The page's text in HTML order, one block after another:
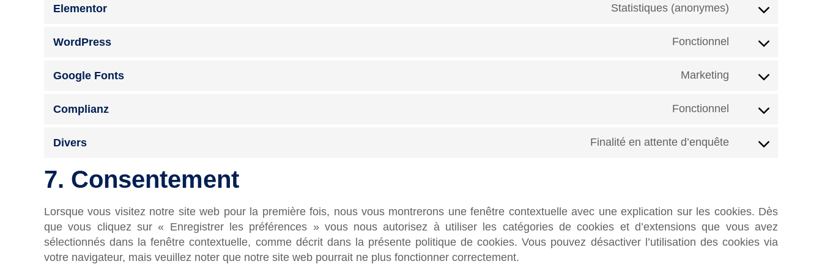
Elementor Statistiques (anonymes)
WordPress Fonctionnel
Google Fonts Marketing
Complianz Fonctionnel
Divers Finalité en attente d’enquête
7. Consentement
Lorsque vous visitez notre site web pour la première fois, nous vous montrerons une fenêtre contextuelle avec une explication sur les cookies. Dès
que vous cliquez sur « Enregistrer les préférences » vous nous autorisez à utiliser les catégories de cookies et d’extensions que vous avez
sélectionnés dans la fenêtre contextuelle, comme décrit dans la présente politique de cookies. Vous pouvez désactiver l’utilisation des cookies via
votre navigateur, mais veuillez noter que notre site web pourrait ne plus fonctionner correctement.